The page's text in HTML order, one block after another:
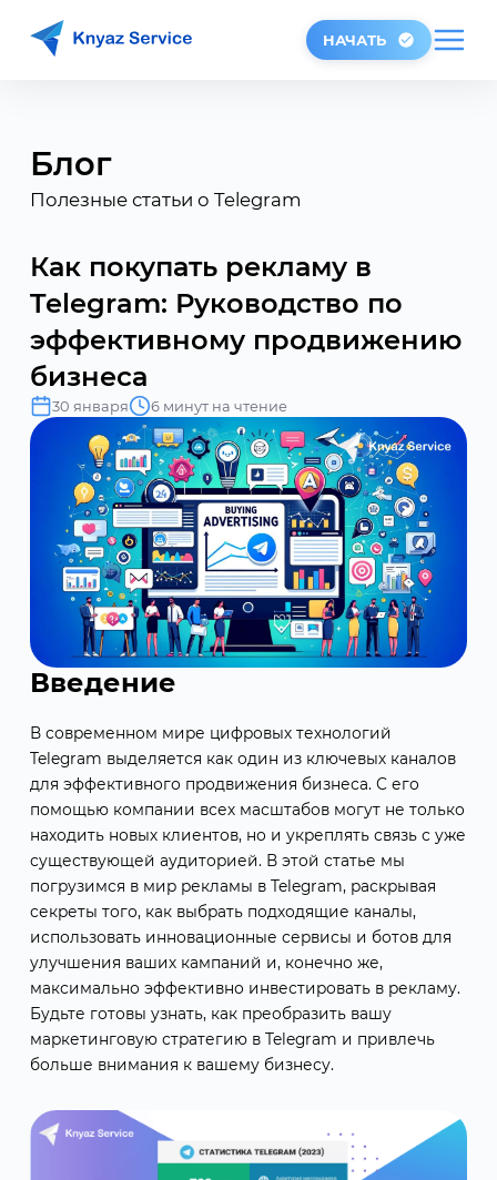
НАЧАТЬ
Блог
Полезные статьи о Telegram
Как покупать рекламу в
Telegram: Руководство по
эффективному продвижению
бизнеса
30 января 6 минут на чтение
Введение
В современном мире цифровых технологий
Telegram выделяется как один из ключевых каналов
для эффективного продвижения бизнеса. С его
помощью компании всех масштабов могут не только
находить новых клиентов, но и укреплять связь с уже
существующей аудиторией. В этой статье мы
погрузимся в мир рекламы в Telegram, раскрывая
секреты того, как выбрать подходящие каналы,
использовать инновационные сервисы и ботов для
улучшения ваших кампаний и, конечно же,
максимально эффективно инвестировать в рекламу.
Будьте готовы узнать, как преобразить вашу
маркетинговую стратегию в Telegram и привлечь
больше внимания к вашему бизнесу.